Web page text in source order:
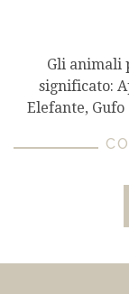
Gli animali
significato:
Elefante,